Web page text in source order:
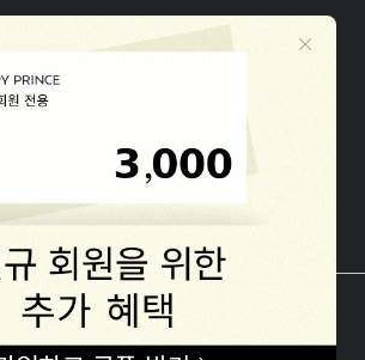
프린스
서울종로-1384 호[사업자정보확인]
(주)해피프린스 ALL RIGHT RESERVED.